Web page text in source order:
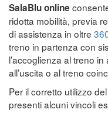
SalaBlu online
ridotta mobilità, previa
di assistenza in oltre
treno in partenza con
l’accoglienza al treno
all’uscita o al treno
Per il corretto utilizzo
presenti alcuni vincoli